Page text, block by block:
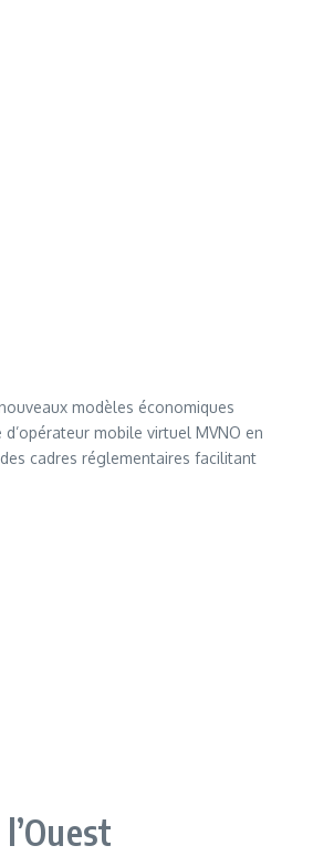
modèles économiques
mobile virtuel MVNO en
cadres réglementaires facilitant